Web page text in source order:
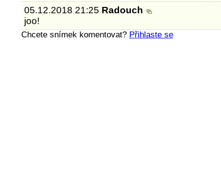
05.12.2018 21:25 Radouch
joo!
Chcete snímek komentovat? Přihlaste se